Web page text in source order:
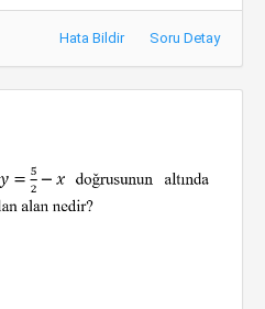
Hata Bildir Soru Detay